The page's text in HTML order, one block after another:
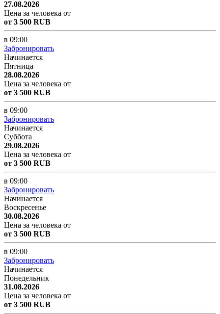
27.08.2026
Цена за человека от
от 3 500 RUB
в 09:00
Забронировать
Начинается
Пятница
28.08.2026
Цена за человека от
от 3 500 RUB
в 09:00
Забронировать
Начинается
Суббота
29.08.2026
Цена за человека от
от 3 500 RUB
в 09:00
Забронировать
Начинается
Воскресенье
30.08.2026
Цена за человека от
от 3 500 RUB
в 09:00
Забронировать
Начинается
Понедельник
31.08.2026
Цена за человека от
от 3 500 RUB